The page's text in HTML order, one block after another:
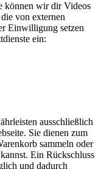
können wir dir Videos
von externen
Einwilligung setzen
ein:
ausschließlich
Sie dienen zum
sammeln oder
Ein Rückschluss
und dadurch